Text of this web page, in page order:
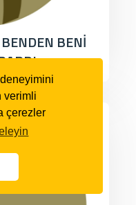
verimli
çerezler
BENİ